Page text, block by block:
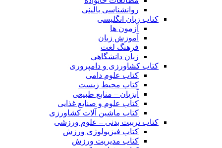
روانشناسی بالینی
کتاب زبان انگلیسی
آزمون ها
آموزش زبان
فرهنگ لغت
زبان دانشگاهی
کتاب کشاورزی و دامپروری
کتاب علوم دامی
کتاب محیط زیست
آبزیان – منابع طبیعی
کتاب علوم و صنایع غذایی
کتاب ماشین آلات کشاورزی
کتاب تربیت بدنی – علوم ورزشی
کتاب فیزیولوژی ورزش
کتاب مدیریت ورزش